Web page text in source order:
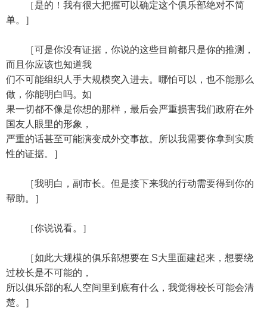
［是的！我有很大把握可以确定这个俱乐部绝对不简
单。］
［可是你没有证据，你说的这些目前都只是你的推测，
而且你应该也知道我
们不可能组织人手大规模突入进去。哪怕可以，也不能那么
做，你能明白吗。如
果一切都不像是你想的那样，最后会严重损害我们政府在外
国友人眼里的形象，
严重的话甚至可能演变成外交事故。所以我需要你拿到实质
性的证据。］
［我明白，副市长。但是接下来我的行动需要得到你的
帮助。］
［你说说看。］
［如此大规模的俱乐部想要在 S大里面建起来，想要绕
过校长是不可能的，
所以俱乐部的私人空间里到底有什么，我觉得校长可能会清
楚。］